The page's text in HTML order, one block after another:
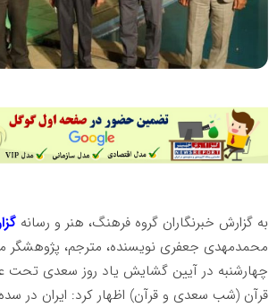
به گزارش خبرنگاران گروه فرهنگ، هنر و رسانه
محمدمهدی جعفری نویسنده، مترجم، پژوهشگر
چهارشنبه در آیین گشایش یاد روز سعدی تحت
قرآن (شب سعدی و قرآن) اظهار کرد: ایران در